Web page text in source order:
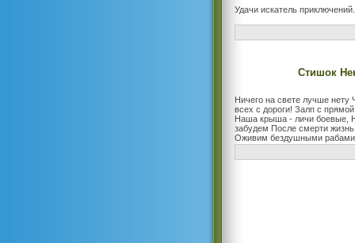
Удачи искатель приключений.
Стишок
Ничего на свете лучше
всех с дороги! Залп с
Наша крыша - личи боевые,
забудем После смерти
Оживим бездушными